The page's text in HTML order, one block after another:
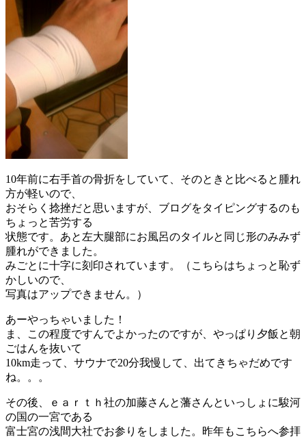
10年前に右手首の骨折をしていて、そのときと比べると腫れ
方が軽いので、
おそらく捻挫だと思いますが、ブログをタイピングするのも
ちょっと苦労する
状態です。あと左大腿部にお風呂のタイルと同じ形のみみず
腫れができました。
みごとに十字に刻印されています。（こちらはちょっと恥ず
かしいので、
写真はアップできません。）
あーやっちゃいました！
ま、この程度ですんでよかったのですが、やっぱり夕飯と朝
ごはんを抜いて
10km走って、サウナで20分我慢して、出てきちゃだめです
ね。。。
その後、ｅａｒｔｈ社の加藤さんと藩さんといっしょに駿河
の国の一宮である
富士宮の浅間大社でお参りをしました。昨年もこちらへ参拝